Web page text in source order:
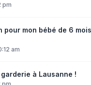
pm
pour mon bébé de 6
am
à Lausanne !